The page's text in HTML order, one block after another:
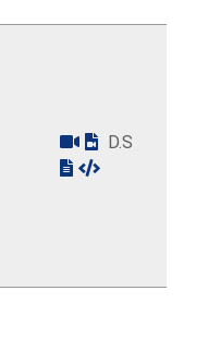
D.S